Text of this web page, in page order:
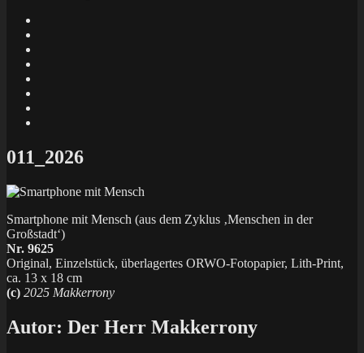
X
011_2026
Smartphone mit Mensch (aus dem Zyklus ‚Menschen in der
Großstadt‘)
Nr. 9625
Original, Einzelstück, überlagertes ORWO-Fotopapier, Lith-Print,
ca. 13 x 18 cm
(c) 2025 Makkerrony
Autor: Der Herr Makkerrony